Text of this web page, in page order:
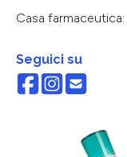
Casa farmaceutica:
Seguici su